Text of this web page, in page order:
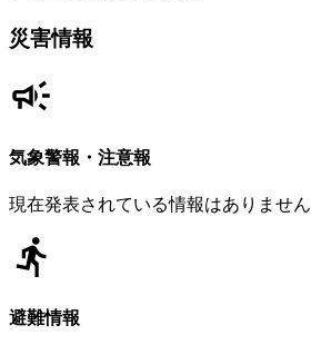
災害情報
気象警報・注意報
現在発表されている情報はありません
避難情報